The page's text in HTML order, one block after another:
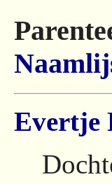
Evertje